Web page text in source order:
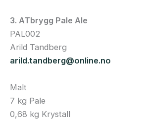
3. ATbrygg Pale Ale
PAL002
Arild Tandberg
arild.tandberg@online.no
Malt
7 kg Pale
0,68 kg Krystall